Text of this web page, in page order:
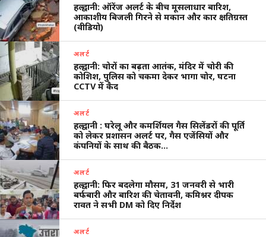
हल्द्वानी: ऑरेंज अलर्ट के बीच मूसलाधार बारिश,
आकाशीय बिजली गिरने से मकान और कार क्षतिग्रस्त
(वीडियो)
अलर्ट
हल्द्वानी: चोरों का बढ़ता आतंक, मंदिर में चोरी की
कोशिश, पुलिस को चकमा देकर भागा चोर, घटना
CCTV में कैद
अलर्ट
हल्द्वानी : घरेलू और कमर्शियल गैस सिलेंडरों की पूर्ति
को लेकर प्रशासन अलर्ट पर, गैस एजेंसियों और
कंपनियों के साथ की बैठक…
अलर्ट
हल्द्वानी: फिर बदलेगा मौसम, 31 जनवरी से भारी
बर्फबारी और बारिश की चेतावनी, कमिश्नर दीपक
रावत ने सभी DM को दिए निर्देश
अलर्ट